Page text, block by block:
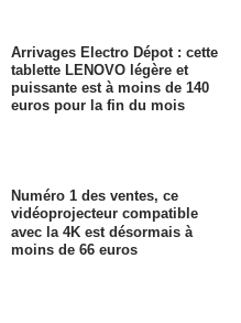
Arrivages Electro Dépot : cette
tablette LENOVO légère et
puissante est à moins de 140
euros pour la fin du mois
Numéro 1 des ventes, ce
vidéoprojecteur compatible
avec la 4K est désormais à
moins de 66 euros